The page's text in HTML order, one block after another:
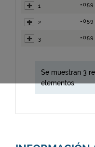
1 =059
2 =059
3 =059
Se muestran 3
elementos.